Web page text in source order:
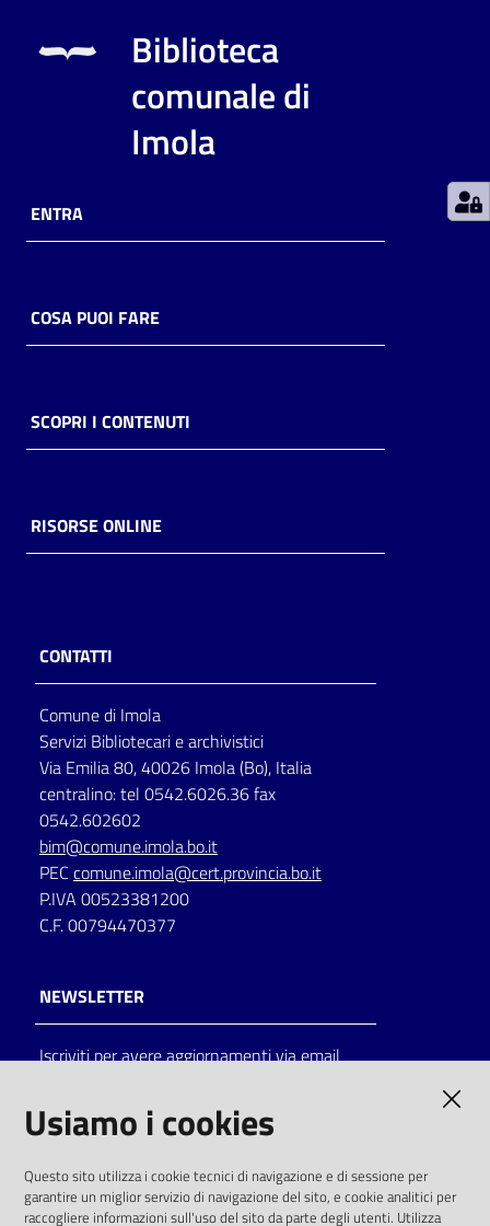
on line
Chiedi al
bibliotecario
Orari
Biblioteca
comunale di
Imola
ENTRA
COSA PUOI FARE
SCOPRI I CONTENUTI
RISORSE ONLINE
CONTATTI
Comune di Imola
Servizi Bibliotecari e archivistici
Via Emilia 80, 40026 Imola (Bo), Italia
centralino: tel 0542.6026.36 fax
0542.602602
bim@comune.imola.bo.it
PEC comune.imola@cert.provincia.bo.it
P.IVA 00523381200
C.F. 00794470377
NEWSLETTER
Iscriviti per avere aggiornamenti via email
solo alle condizioni previste dalla direttiva
comunitaria 2003/98/CE e dal d.lgs. 36/2006
Usiamo i cookies
Questo sito utilizza i cookie tecnici di navigazione e di sessione per
garantire un miglior servizio di navigazione del sito, e cookie analitici per
raccogliere informazioni sull'uso del sito da parte degli utenti. Utilizza